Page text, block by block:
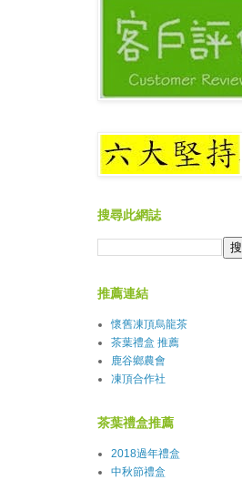
搜尋此網誌
推薦連結
懷舊凍頂烏龍茶
茶葉禮盒 推薦
鹿谷鄉農會
凍頂合作社
茶葉禮盒推薦
2018過年禮盒
中秋節禮盒